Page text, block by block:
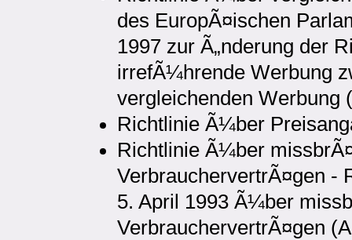
des EuropÃ¤ischen
1997 zur Ã„nderung der
irrefÃ¼hrende Werbung
vergleichenden Werbung
Richtlinie Ã¼ber
Richtlinie Ã¼ber
VerbrauchervertrÃ¤gen -
5. April 1993 Ã¼ber
VerbrauchervertrÃ¤gen